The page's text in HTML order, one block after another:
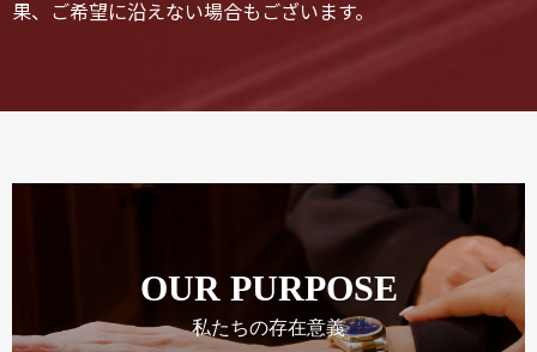
果、ご希望に沿えない場合もございます。
OUR PURPOSE
私たちの存在意義